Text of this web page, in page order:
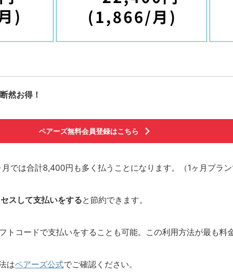
然お得！
ペアーズ無料会員登録はこちら
では合計8,400円も多く払うことになります。（1ヶ月プラン
スして支払いをすると節約できます。
コードで支払いをすることも可能。この利用方法が最も料
はペアーズ公式でご確認ください。